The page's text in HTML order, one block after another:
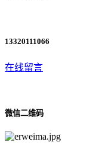
13320111066
在线留言
微信二维码